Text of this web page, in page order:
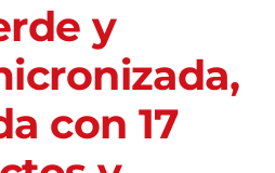
y
con 17